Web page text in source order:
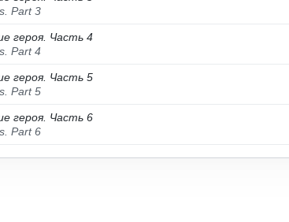
Part 3
героя. Часть 4
Part 4
героя. Часть 5
Part 5
героя. Часть 6
Part 6